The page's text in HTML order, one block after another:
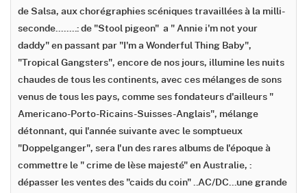
de Salsa, aux chorégraphies scéniques travaillées à la milli-
seconde........: de "Stool pigeon" a " Annie i'm not your
daddy" en passant par "I'm a Wonderful Thing Baby",
"Tropical Gangsters", encore de nos jours, illumine les nuits
chaudes de tous les continents, avec ces mélanges de sons
venus de tous les pays, comme ses fondateurs d'ailleurs "
Americano-Porto-Ricains-Suisses-Anglais", mélange
détonnant, qui l'année suivante avec le somptueux
"Doppelganger", sera l'un des rares albums de l'époque à
commettre le " crime de lèse majesté" en Australie, :
dépasser les ventes des "caids du coin" ..AC/DC...une grande